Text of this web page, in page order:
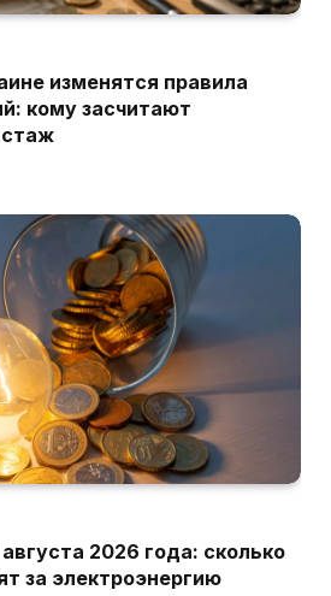
изменятся правила
кому засчитают
2026 года: сколько
за электроэнергию